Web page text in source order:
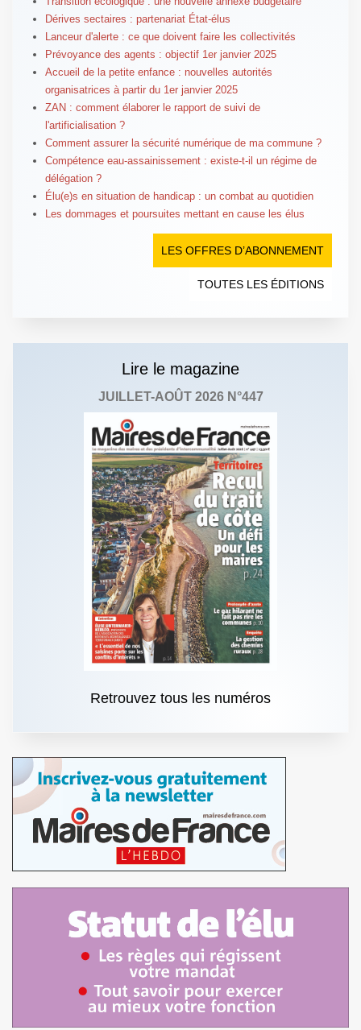
Dérives sectaires : partenariat État-élus
Lanceur d'alerte : ce que doivent faire les collectivités
Prévoyance des agents : objectif 1er janvier 2025
Accueil de la petite enfance : nouvelles autorités
organisatrices à partir du 1er janvier 2025
ZAN : comment élaborer le rapport de suivi de
l'artificialisation ?
Comment assurer la sécurité numérique de ma commune ?
Compétence eau-assainissement : existe-t-il un régime de
délégation ?
Élu(e)s en situation de handicap : un combat au quotidien
Les dommages et poursuites mettant en cause les élus
LES OFFRES D’ABONNEMENT
TOUTES LES ÉDITIONS
Lire le magazine
JUILLET-AOÛT 2026 N°447
Retrouvez tous les numéros